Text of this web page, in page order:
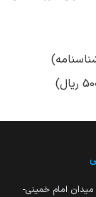
امام خمینی-